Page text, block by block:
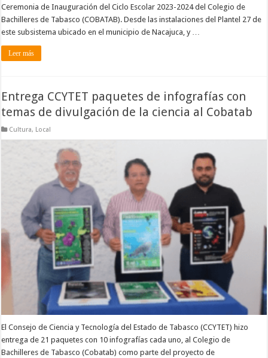
Ceremonia de Inauguración del Ciclo Escolar 2023-2024 del Colegio de
Bachilleres de Tabasco (COBATAB). Desde las instalaciones del Plantel 27 de
este subsistema ubicado en el municipio de Nacajuca, y …
Leer más
Entrega CCYTET paquetes de infografías con
temas de divulgación de la ciencia al Cobatab
Cultura, Local
El Consejo de Ciencia y Tecnología del Estado de Tabasco (CCYTET) hizo
entrega de 21 paquetes con 10 infografías cada uno, al Colegio de
Bachilleres de Tabasco (Cobatab) como parte del proyecto de